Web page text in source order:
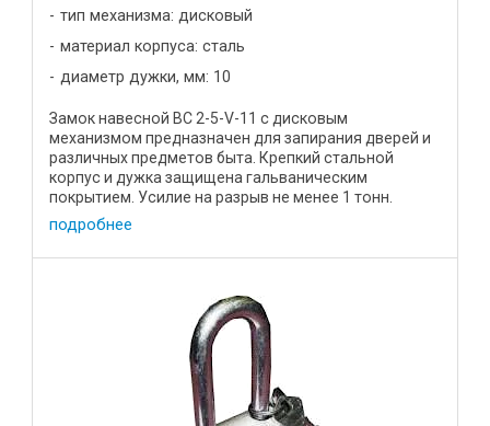
тип механизма: дисковый
материал корпуса: сталь
диаметр дужки, мм: 10
Замок навесной ВС 2-5-V-11 с дисковым
механизмом предназначен для запирания дверей и
различных предметов быта. Крепкий стальной
корпус и дужка защищена гальваническим
покрытием. Усилие на разрыв не менее 1 тонн.
Усилие на разрыв составляет не менее ...
подробнее